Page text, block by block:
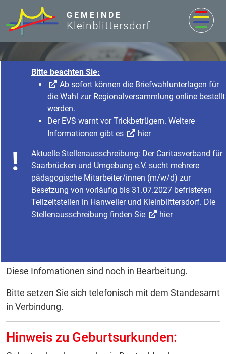
Bitte beachten Sie:
Ab sofort können die Briefwahlunterlagen für
die Wahl zur Regionalversammlung online bestellt
werden.
Der EVS warnt vor Trickbetrügern. Weitere
Informationen gibt es
hier
Aktuelle Stellenausschreibung: Der Caritasverband für
Saarbrücken und Umgebung e.V. sucht mehrere
pädagogische Mitarbeiter/innen (m/w/d) zur
Besetzung von vorläufig bis 31.07.2027 befristeten
Teilzeitstellen in Hanweiler und Kleinblittersdorf. Die
Stellenausschreibung finden Sie
hier
GEMEINDE
Kleinblittersdorf
Rathaus & Service
Startseite
Rathaus & Service
Bürgerservice & Dienstleistung
Was erledige ich wo?
Geburt - Beurkundung
Diese Infomationen sind noch in Bearbeitung.
Bitte setzen Sie sich telefonisch mit dem Standesamt
in Verbindung.
Hinweis zu Geburtsurkunden: